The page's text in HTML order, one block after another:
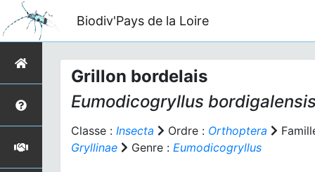
Biodiv'Pays de la Loire
Grillon bordelais
Eumodicogryllus
Classe : Insecta Ordre : Orthoptera
Gryllinae
Genre : Eumodicogryllus